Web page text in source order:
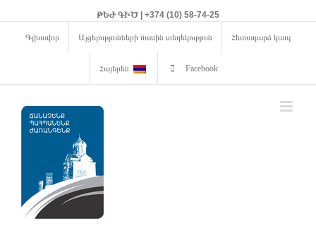
ԹԵԺ ԳԻԾ | +374 (10) 58-74-25
Գլխավոր Այցելությունների մասին տեղեկություն Հետադարձ կապ
Հայերեն Facebook